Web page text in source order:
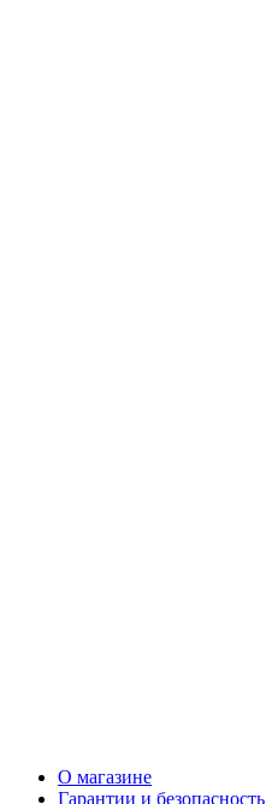
О магазине
Гарантии и безопасность